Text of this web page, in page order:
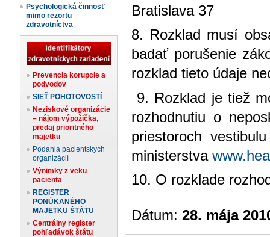
Psychologická činnosť
mimo rezortu
zdravotníctva
Prevencia korupcie a
podvodov
SIEŤ POHOTOVOSTÍ
Neziskové organizácie
– nájom výpožička,
predaj prioritného
majetku
Podania pacientskych
organizácií
Výnimky z veku
pacienta
REGISTER
PONÚKANÉHO
MAJETKU ŠTÁTU
Centrálny register
pohľadávok štátu
Bratislava 37
8. Rozklad musí
badať porušenie
rozklad tieto údaje
9. Rozklad je tiež
rozhodnutiu o
priestoroch
ministerstva
10. O rozklade
Dátum: 28. mája